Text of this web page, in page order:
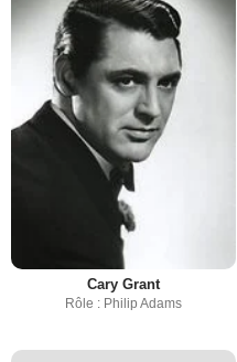
Cary Grant
Rôle : Philip Adams